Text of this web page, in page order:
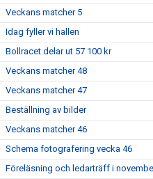
Veckans matcher 5
Idag fyller vi hallen
Bollracet delar ut 57 100 kr
Veckans matcher 48
Veckans matcher 47
Beställning av bilder
Veckans matcher 46
Schema fotografering vecka 46
Föreläsning och ledarträff i